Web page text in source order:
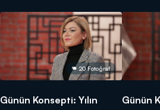
20 Fotoğraf
Günün Konsepti: Yılın
Günün